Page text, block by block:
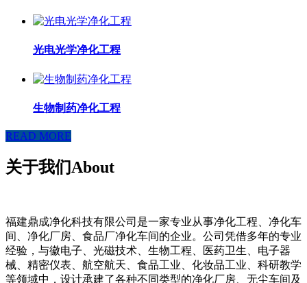
光电光学净化工程
生物制药净化工程
READ MORE
关于我们About
福建鼎成净化科技有限公司是一家专业从事净化工程、净化车
间、净化厂房、食品厂净化车间的企业。公司凭借多年的专业
经验，与徽电子、光磁技术、生物工程、医药卫生、电子器
械、精密仪表、航空航天、食品工业、化妆品工业、科研教学
等领域中，设计承建了各种不同类型的净化厂房、无尘车间及